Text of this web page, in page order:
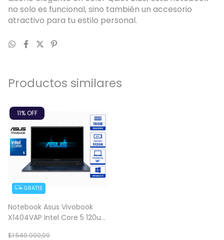
no solo es funcional, sino también un accesorio
atractivo para tu estilo personal.
Productos similares
GRATIS
Notebook Asus Vivobook
X1404VAP Intel Core 5 120u
$1.540.000,00
11% OFF